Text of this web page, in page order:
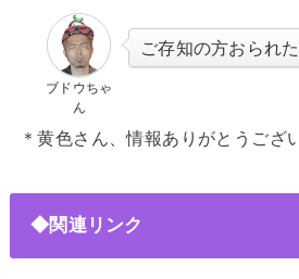
ブドウちゃ
ん
ご存知の方おられ
＊黄色さん、情報ありがとうござ
◆関連リンク